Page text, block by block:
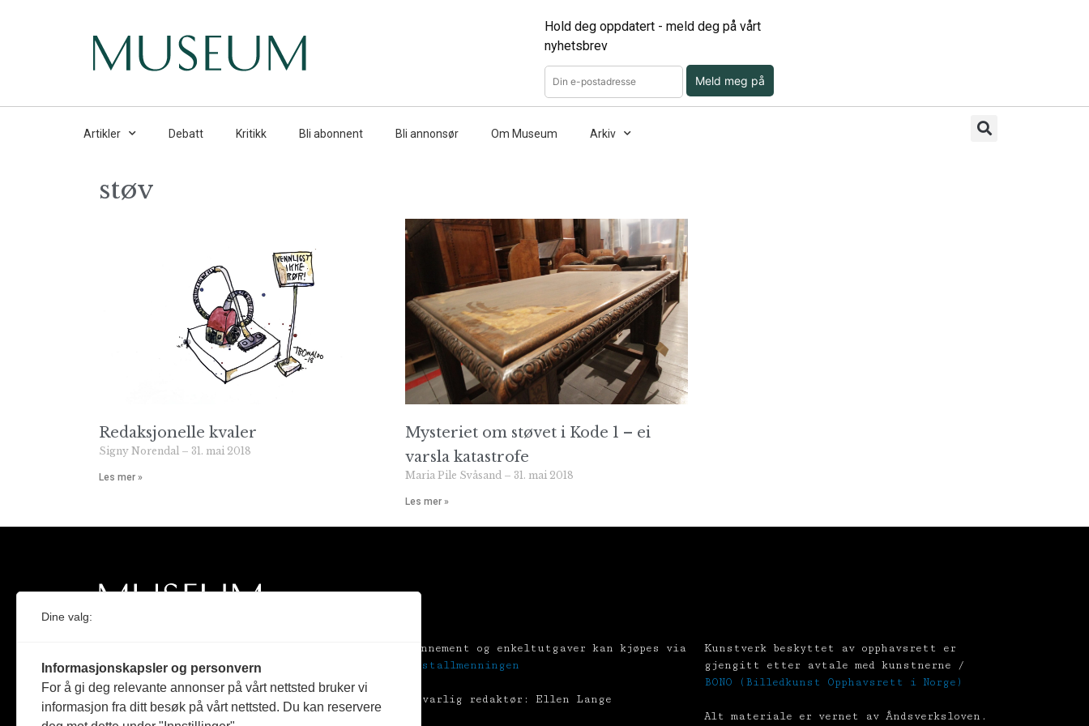
Hold deg oppdatert - meld deg på vårt
nyhetsbrev
Meld meg på
Artikler Debatt Kritikk Bli abonnent Bli annonsør Om Museum Arkiv
støv
Redaksjonelle kvaler
Signy Norendal 31. mai 2018
Les mer »
Mysteriet om støvet i Kode 1 – ei
varsla katastrofe
Maria Pile Svåsand 31. mai 2018
Les mer »
Medlem i Norsk tidsskriftforening og
Fagpressen
Abonnement og enkeltutgaver kan kjøpes via
Tekstallmenningen
Ansvarlig redaktør: Ellen Lange
Kunstverk beskyttet av opphavsrett er
gjengitt etter avtale med kunstnerne /
BONO (Billedkunst Opphavsrett i Norge)
Alt materiale er vernet av Åndsverksloven.
Dine valg:
Informasjonskapsler og personvern
For å gi deg relevante annonser på vårt nettsted bruker vi
informasjon fra ditt besøk på vårt nettsted. Du kan reservere